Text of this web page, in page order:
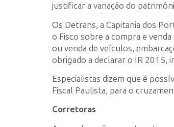
justificar a variação do
Os Detrans, a Capitania dos
o Fisco sobre a compra e
ou venda de veículos,
obrigado a declarar o IR 2015,
Especialistas dizem que é
Fiscal Paulista, para o
Corretoras